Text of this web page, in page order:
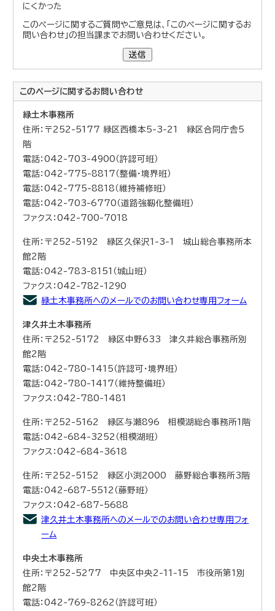
にくかった
このページに関するご質問やご意見は、「このページに関するお
問い合わせ」の担当課までお問い合わせください。
送信
このページに関するお問い合わせ
緑土木事務所
住所：〒252-5177 緑区西橋本5-3-21 緑区合同庁舎5
階
電話：042-703-4900（許認可班）
電話：042-775-8817（整備・境界班）
電話：042-775-8818（維持補修班）
電話：042-703-6770（道路強靱化整備班）
ファクス：042-700-7018
住所：〒252-5192 緑区久保沢1-3-1 城山総合事務所本
館2階
電話：042-783-8151（城山班）
ファクス：042-782-1290
緑土木事務所へのメールでのお問い合わせ専用フォーム
津久井土木事務所
住所：〒252-5172 緑区中野633 津久井総合事務所別
館2階
電話：042-780-1415（許認可・境界班）
電話：042-780-1417（維持整備班）
ファクス：042-780-1481
住所：〒252-5162 緑区与瀬896 相模湖総合事務所1階
電話：042-684-3252（相模湖班）
ファクス：042-684-3618
住所：〒252-5152 緑区小渕2000 藤野総合事務所3階
電話：042-687-5512（藤野班）
ファクス：042-687-5688
津久井土木事務所へのメールでのお問い合わせ専用フォ
ーム
中央土木事務所
住所：〒252-5277 中央区中央2-11-15 市役所第1別
館2階
電話：042-769-8262（許認可班）